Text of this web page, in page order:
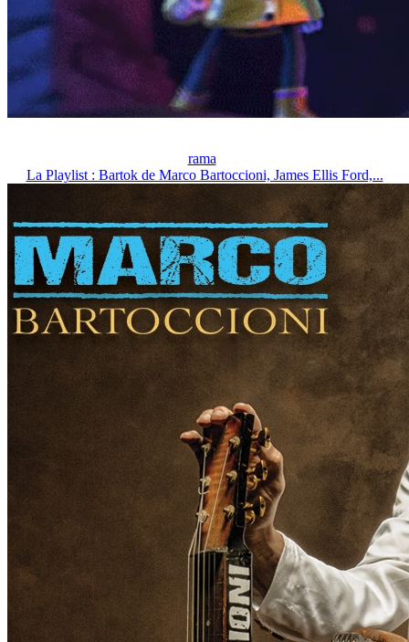
rama
La Playlist : Bartok de Marco Bartoccioni, James Ellis Ford,...